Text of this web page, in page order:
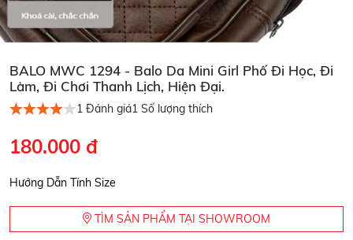
BALO MWC 1294 - Balo Da Mini Girl Phố Đi Học, Đi
Làm, Đi Chơi Thanh Lịch, Hiện Đại.
1 Đánh giá1 Số lượng thích
180.000 đ
Hướng Dẫn Tính Size
TÌM SẢN PHẨM TẠI SHOWROOM